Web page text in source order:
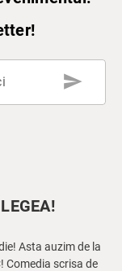
send
Asta auzim de la
Comedia scrisa de